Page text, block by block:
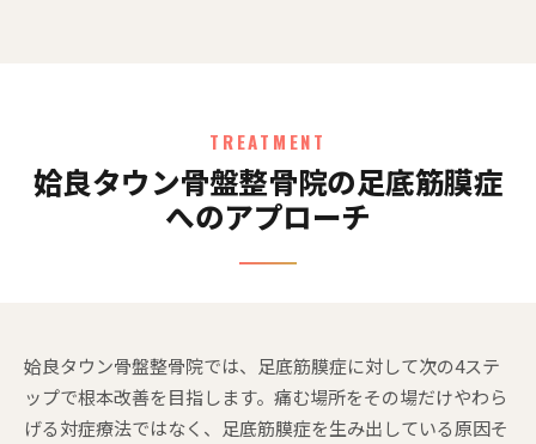
TREATMENT
姶良タウン骨盤整骨院の足底筋膜症
へのアプローチ
姶良タウン骨盤整骨院では、足底筋膜症に対して次の4ステ
ップで根本改善を目指します。痛む場所をその場だけやわら
げる対症療法ではなく、足底筋膜症を生み出している原因そ